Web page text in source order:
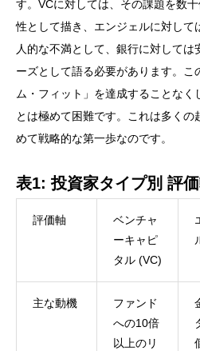
す。VCに対しては、その課題を数
性として描き、エンジェルに対して
人的な不満として、銀行に対しては
ーズとして語る必要があります。こ
ム・フィット」を達成することなく
とは極めて困難です。これは多く
めて戦略的な第一歩なのです。
表1: 投資家タイプ別 評
評価軸
ベンチャ
ーキャピ
タル (VC)
主な動機
ファンド
への10倍
以上のリ